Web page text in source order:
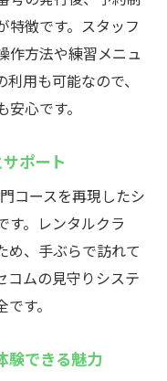
特徴です。スタッフ
作方法や練習メニュ
用も可能なので、
心です。
ポート
コースを再現したシ
す。レンタルクラ
め、手ぶらで訪れて
コムの見守りシステ
す。
験できる魅力